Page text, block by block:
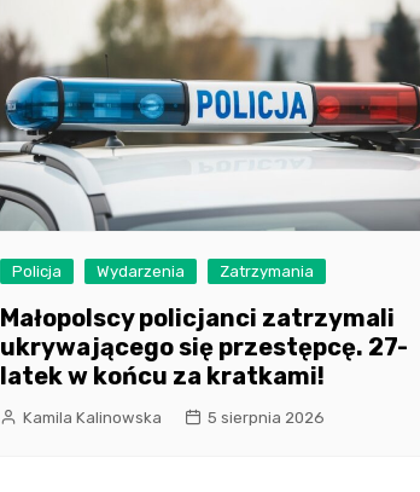
Policja Wydarzenia Zatrzymania
Małopolscy policjanci zatrzymali
ukrywającego się przestępcę. 27-
latek w końcu za kratkami!
Kamila Kalinowska 5 sierpnia 2026